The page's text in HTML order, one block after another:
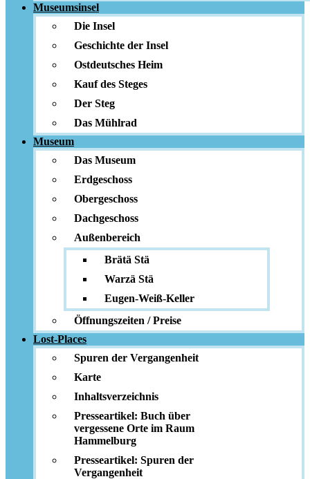
Museumsinsel
Die Insel
Geschichte der Insel
Ostdeutsches Heim
Kauf des Steges
Der Steg
Das Mühlrad
Museum
Das Museum
Erdgeschoss
Obergeschoss
Dachgeschoss
Außenbereich
Brätä Stä
Warzä Stä
Eugen-Weiß-Keller
Öffnungszeiten / Preise
Lost-Places
Spuren der Vergangenheit
Karte
Inhaltsverzeichnis
Presseartikel: Buch über
vergessene Orte im Raum
Hammelburg
Presseartikel: Spuren der
Vergangenheit